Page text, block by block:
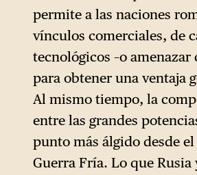
permite a las naciones
vínculos comerciales, de
tecnológicos –o amenazar
para obtener una ventaja
Al mismo tiempo, la
entre las grandes
punto más álgido desde
Guerra Fría. Lo que Rusia